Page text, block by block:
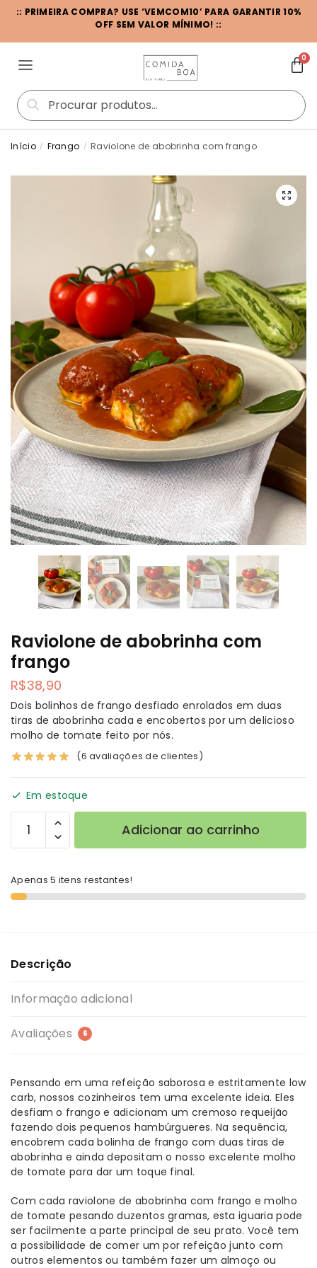
:: PRIMEIRA COMPRA? USE ‘VEMCOM10’ PARA GARANTIR 10%
OFF SEM VALOR MÍNIMO! ::
0
Pesquisar
Início / Frango / Raviolone de abobrinha com frango
Raviolone de abobrinha com
frango
R$38,90
Dois bolinhos de frango desfiado enrolados em duas
tiras de abobrinha cada e encobertos por um delicioso
molho de tomate feito por nós.
(6 avaliações de clientes)
Em estoque
Adicionar ao carrinho
Apenas 5 itens restantes!
Descrição
Informação adicional
Avaliações 6
Pensando em uma refeição saborosa e estritamente low
carb, nossos cozinheiros tem uma excelente ideia. Eles
desfiam o frango e adicionam um cremoso requeijão
fazendo dois pequenos hambúrgueres. Na sequência,
encobrem cada bolinha de frango com duas tiras de
abobrinha e ainda depositam o nosso excelente molho
de tomate para dar um toque final.
Com cada raviolone de abobrinha com frango e molho
de tomate pesando duzentos gramas, esta iguaria pode
ser facilmente a parte principal de seu prato. Você tem
a possibilidade de comer um por refeição junto com
outros elementos ou também fazer um almoço ou